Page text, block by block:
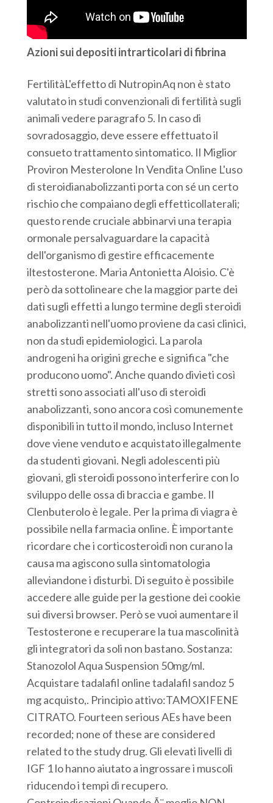
Azioni sui depositi intrarticolari di fibrina
FertilitàL'effetto di NutropinAq non è stato
valutato in studi convenzionali di fertilità sugli
animali vedere paragrafo 5. In caso di
sovradosaggio, deve essere effettuato il
consueto trattamento sintomatico. Il Miglior
Proviron Mesterolone In Vendita Online L'uso
di steroidianabolizzanti porta con sé un certo
rischio che compaiano degli effetticollaterali;
questo rende cruciale abbinarvi una terapia
ormonale persalvaguardare la capacità
dell'organismo di gestire efficacemente
iltestosterone. Maria Antonietta Aloisio. C'è
però da sottolineare che la maggior parte dei
dati sugli effetti a lungo termine degli steroidi
anabolizzanti nell'uomo proviene da casi clinici,
non da studi epidemiologici. La parola
androgeni ha origini greche e significa "che
producono uomo". Anche quando divieti così
stretti sono associati all'uso di steroidi
anabolizzanti, sono ancora così comunemente
disponibili in tutto il mondo, incluso Internet
dove viene venduto e acquistato illegalmente
da studenti giovani. Negli adolescenti più
giovani, gli steroidi possono interferire con lo
sviluppo delle ossa di braccia e gambe. Il
Clenbuterolo è legale. Per la prima di viagra è
possibile nella farmacia online. È importante
ricordare che i corticosteroidi non curano la
causa ma agiscono sulla sintomatologia
alleviandone i disturbi. Di seguito è possibile
accedere alle guide per la gestione dei cookie
sui diversi browser. Però se vuoi aumentare il
Testosterone e recuperare la tua mascolinità
gli integratori da soli non bastano. Sostanza:
Stanozolol Aqua Suspension 50mg/ml.
Acquistare tadalafil online tadalafil sandoz 5
mg acquisto,. Principio attivo:TAMOXIFENE
CITRATO. Fourteen serious AEs have been
recorded; none of these are considered
related to the study drug. Gli elevati livelli di
IGF 1 lo hanno aiutato a ingrossare i muscoli
riducendo i tempi di recupero.